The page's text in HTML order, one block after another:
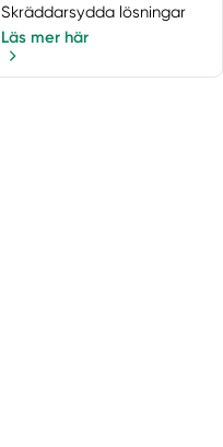
Skräddarsydda lösningar
Läs mer här